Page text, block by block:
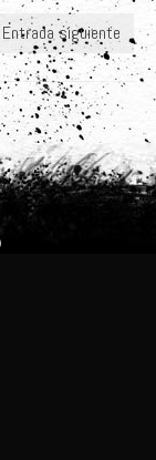
Entrada siguiente